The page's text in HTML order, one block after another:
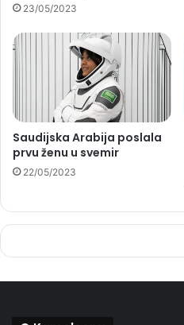
23/05/2023
Saudijska Arabija poslala
prvu ženu u svemir
22/05/2023